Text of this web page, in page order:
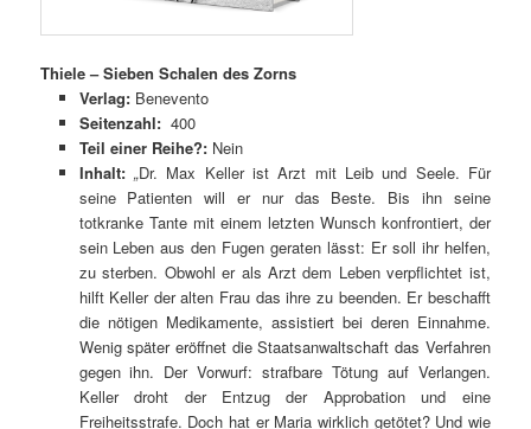
Thiele – Sieben Schalen des Zorns
Verlag:Benevento
Seitenzahl:400
Teil einer Reihe?:Nein
Inhalt: „Dr. Max Keller ist Arzt mit Leib und Seele. Für
seine Patienten will er nur das Beste. Bis ihn seine
totkranke Tante mit einem letzten Wunsch konfrontiert, der
sein Leben aus den Fugen geraten lässt: Er soll ihr helfen,
zu sterben. Obwohl er als Arzt dem Leben verpflichtet ist,
hilft Keller der alten Frau das ihre zu beenden. Er beschafft
die nötigen Medikamente, assistiert bei deren Einnahme.
Wenig später eröffnet die Staatsanwaltschaft das Verfahren
gegen ihn. Der Vorwurf: strafbare Tötung auf Verlangen.
Keller droht der Entzug der Approbation und eine
Freiheitsstrafe. Doch hat er Maria wirklich getötet? Und wie